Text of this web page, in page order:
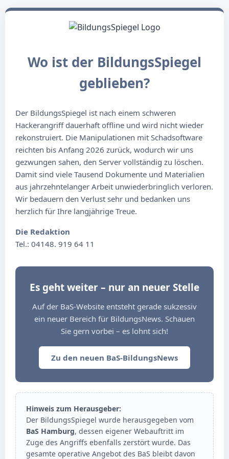
Wo ist der BildungsSpiegel
geblieben?
Der BildungsSpiegel ist nach einem schweren
Hackerangriff dauerhaft offline und wird nicht wieder
rekonstruiert. Die Manipulationen mit Schadsoftware
reichten bis Anfang 2026 zurück, wodurch wir uns
gezwungen sahen, den Server vollständig zu löschen.
Damit sind viele Tausend Dokumente und Materialien
aus jahrzehntelanger Arbeit unwiederbringlich verloren.
Wir bedauern den Verlust sehr und bedanken uns
herzlich für Ihre langjährige Treue.
Die Redaktion
Tel.: 04148. 919 64 11
Es geht weiter – nur an neuer Stelle
Auf der BaS-Website entsteht gerade sukzessiv
ein neuer Bereich für BildungsNews. Schauen
Sie gern vorbei – es lohnt sich!
Zu den neuen BaS-BildungsNews
Hinweis zum Herausgeber:
Der BildungsSpiegel wurde herausgegeben vom
BaS Hamburg, dessen eigener Webauftritt im
Zuge des Angriffs ebenfalls zerstört wurde. Das
gesamte operative Angebot des BaS bleibt davon